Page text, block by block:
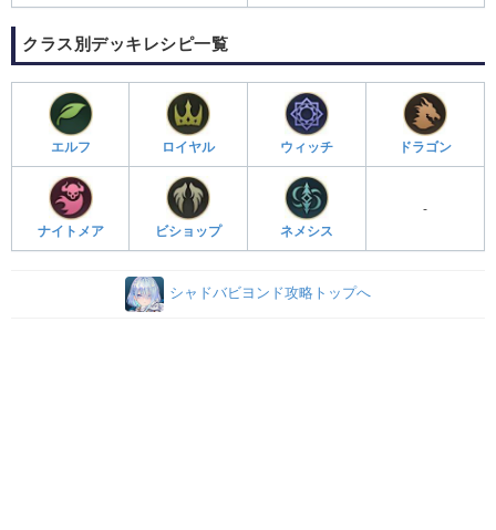
クラス別デッキレシピ一覧
エルフ ロイヤル ウィッチ ドラゴン
ナイトメア ビショップ ネメシス
-
シャドバビヨンド攻略トップへ